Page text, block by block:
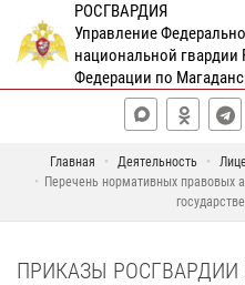
РОСГВАРДИЯ
Управление
национальной гвардии
Федерации по
Главная Деятельность
Перечень нормативных правовых
ПРИКАЗЫ